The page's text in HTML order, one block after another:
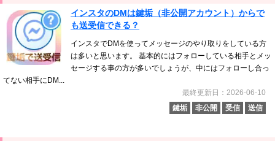
インスタのDMは鍵垢（非公開アカウント）からで
も送受信できる？
インスタでDMを使ってメッセージのやり取りをしている方
は多いと思います。 基本的にはフォローしている相手とメッ
セージする事の方が多いでしょうが、中にはフォローし合っ
てない相手にDM...
最終更新日：2026-06-10
鍵垢
非公開 受信 送信